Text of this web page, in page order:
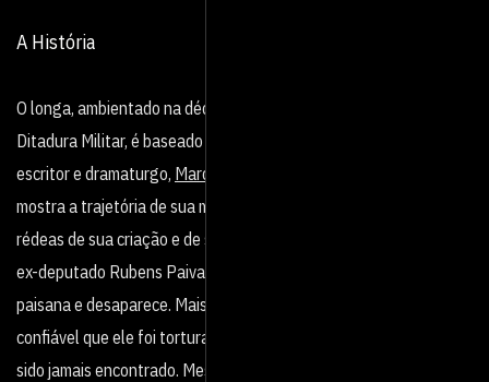
A História
O longa, ambientado na década de 70, em pleno período da
Ditadura Militar, é baseado no livro homônimo do jornalista,
escritor e dramaturgo, Marcelo Rubens Paiva
mostra a trajetória de sua mãe, Eunice, que precisou assumir as
rédeas de sua criação e de seus quatro irmãos quando seu pai, o
ex-deputado Rubens Paiva é levado de sua casa por
paisana e desaparece. Mais tarde, ela é informada por uma fonte
confiável que ele foi torturado e morto, sem que seu corpo tenha
sido jamais encontrado. Mesmo depois de receber a notícia, ela